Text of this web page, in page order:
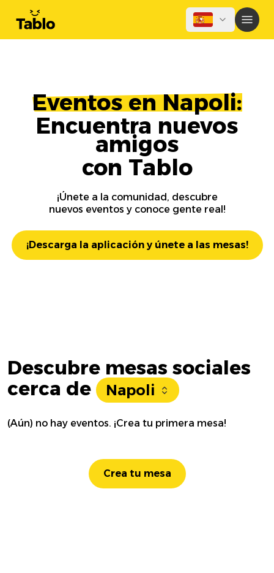
Eventos en Napoli:
Encuentra nuevos
amigos
con Tablo
¡Únete a la comunidad, descubre
nuevos eventos y conoce gente real!
¡Descarga la aplicación y únete a las mesas!
Descubre mesas sociales
cerca de
Napoli
(Aún) no hay eventos. ¡Crea tu primera mesa!
Crea tu mesa